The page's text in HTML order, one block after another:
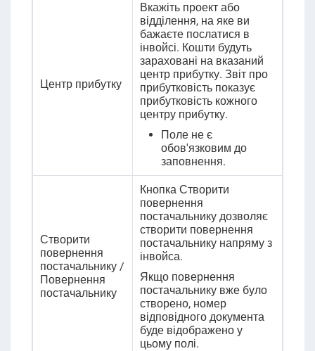
Центр прибутку
Вкажіть проект або
відділення, на яке ви
бажаєте послатися в
інвойсі. Кошти будуть
зараховані на вказаний
центр прибутку. Звіт про
прибутковість показує
прибутковість кожного
центру прибутку.
Поле не є
обов'язковим до
заповнення.
Створити
повернення
постачальнику /
Повернення
постачальнику
Кнопка Створити
повернення
постачальнику дозволяє
створити повернення
постачальнику напряму з
інвойса.
Якщо повернення
постачальнику вже було
створено, номер
відповідного документа
буде відображено у
цьому полі.